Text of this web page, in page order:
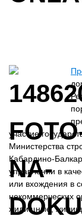
участие
Министерства
Кабардино-
управлении в
или вхождения в
некоммерческих
жилищные,